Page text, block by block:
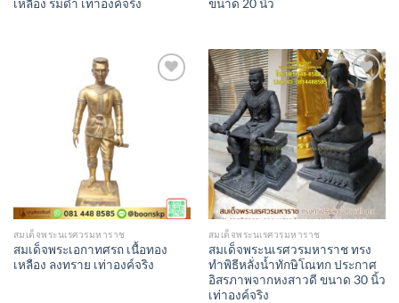
เหลือง รมดำ เท่าองค์จริง
ขนาด 20 นิ้ว
สมเด็จพระนเรศวรมหาราช
สมเด็จพระเอกาทศรถ เนื้อทอง
เหลือง ลงทราย เท่าองค์จริง
Add to
Wishlist
สมเด็จพระนเรศวรมหาราช
สมเด็จพระนเรศวรมหาราช ทรง
ทำพิธีหลั่งน้ำทักษิโณทก ประกาศ
อิสรภาพจากหงสาวดี ขนาด 30 นิ้ว
เท่าองค์จริง